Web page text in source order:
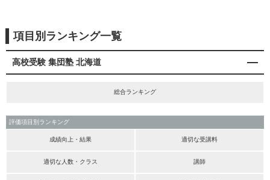
項目別ランキング一覧
高校受験 集団塾 北海道
総合ランキング
評価項目別ランキング
成績向上・結果 適切な受講料
適切な人数・クラス 講師